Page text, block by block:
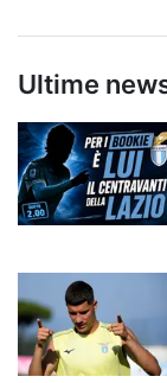
Ultime